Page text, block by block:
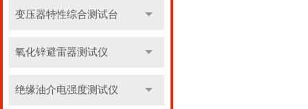
变压器特性综合测试台
氧化锌避雷器测试仪
绝缘油介电强度测试仪